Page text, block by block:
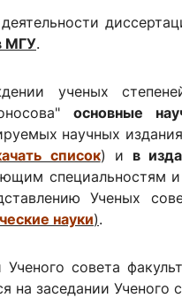
ИИ в
Студентам
МГУ.
ученых
основные
научных
список) и в
специальностям
Ученых
науки).
совета
на заседании Ученого